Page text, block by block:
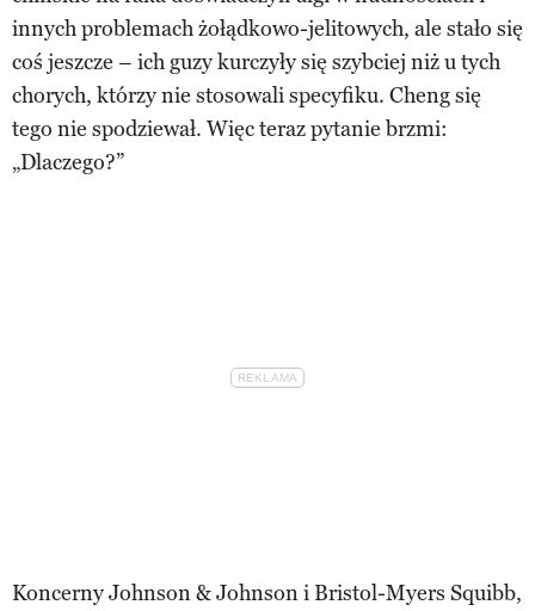
innych problemach żołądkowo-jelitowych, ale stało się
coś jeszcze – ich guzy kurczyły się szybciej niż u tych
chorych, którzy nie stosowali specyfiku. Cheng się
tego nie spodziewał. Więc teraz pytanie brzmi:
„Dlaczego?”
Koncerny Johnson & Johnson i Bristol-Myers Squibb,